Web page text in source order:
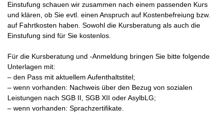
Einstufung schauen wir zusammen nach einem passenden Kurs
und klären, ob Sie evtl. einen Anspruch auf Kostenbefreiung bzw.
auf Fahrtkosten haben. Sowohl die Kursberatung als auch die
Einstufung sind für Sie kostenlos.
Für die Kursberatung und -Anmeldung bringen Sie bitte folgende
Unterlagen mit:
– den Pass mit aktuellem Aufenthaltstitel;
– wenn vorhanden: Nachweis über den Bezug von sozialen
Leistungen nach SGB II, SGB XII oder AsylbLG;
– wenn vorhanden: Sprachzertifikate.